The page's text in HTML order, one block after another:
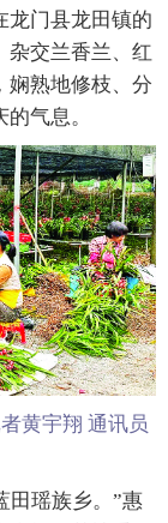
龙门县龙田镇的
杂交兰香兰、红
娴熟地修枝、分
气息。
黄宇翔 通讯员
瑶族乡。”惠